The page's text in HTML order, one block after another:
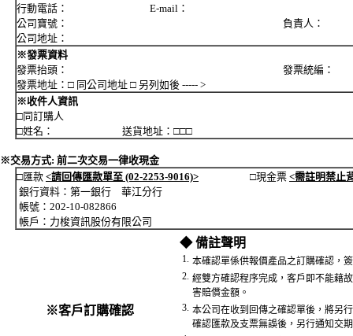
行動電話： E-mail：
公司寶號： 負責人：
公司地址：
※發票資料
發票抬頭： 發票統編：
發票地址：□ 同公司地址 □ 另列如後 ----- >
※收件人資訊
□同訂購人
□姓名： 送貨地址：□□□
※交易方式: 前二次交易一律收現金
□匯款 <請回傳匯款單至 (02-2253-9016)> □現金票 <需註明禁止
銀行資料：第一銀行 華江分行
帳號：202-10-082866
帳戶：力梭資訊股份有限公司
※客戶訂購確認
◆ 備註聲明
1. 本確認單係供報價產品之訂購確認，
2. 經雙方確認程序完成，客戶即不能藉
害賠償金額。
3. 本公司在收到回傳之確認單後，將另
確認匯款及支票無誤後，另行通知交